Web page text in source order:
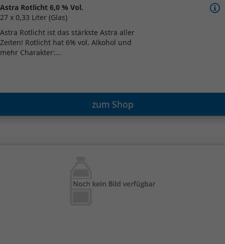
Astra Rotlicht 6,0 % Vol.
27 x 0,33 Liter (Glas)
Astra Rotlicht ist das stärkste Astra aller
Zeiten! Rotlicht hat 6% vol. Alkohol und
mehr Charakter:...
zum Shop